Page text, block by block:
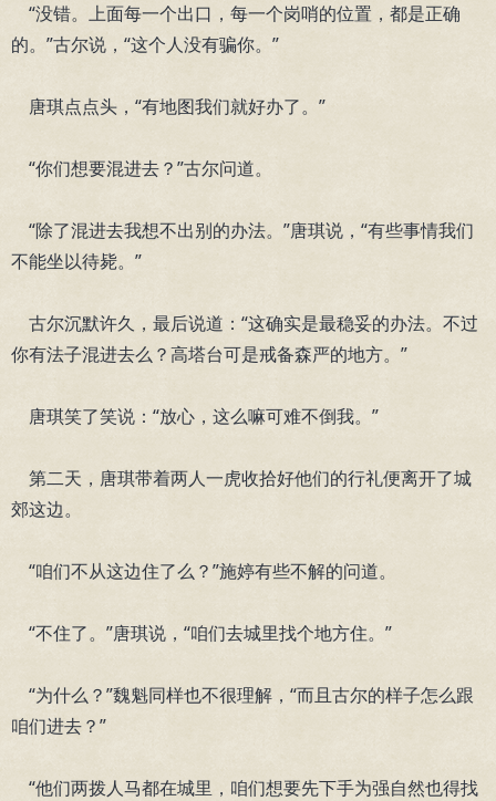
“没错。上面每一个出口，每一个岗哨的位置，都是正确
的。”古尔说，“这个人没有骗你。”
唐琪点点头，“有地图我们就好办了。”
“你们想要混进去？”古尔问道。
“除了混进去我想不出别的办法。”唐琪说，“有些事情我们
不能坐以待毙。”
古尔沉默许久，最后说道：“这确实是最稳妥的办法。不过
你有法子混进去么？高塔台可是戒备森严的地方。”
唐琪笑了笑说：“放心，这么嘛可难不倒我。”
第二天，唐琪带着两人一虎收拾好他们的行礼便离开了城
郊这边。
“咱们不从这边住了么？”施婷有些不解的问道。
“不住了。”唐琪说，“咱们去城里找个地方住。”
“为什么？”魏魁同样也不很理解，“而且古尔的样子怎么跟
咱们进去？”
“他们两拨人马都在城里，咱们想要先下手为强自然也得找